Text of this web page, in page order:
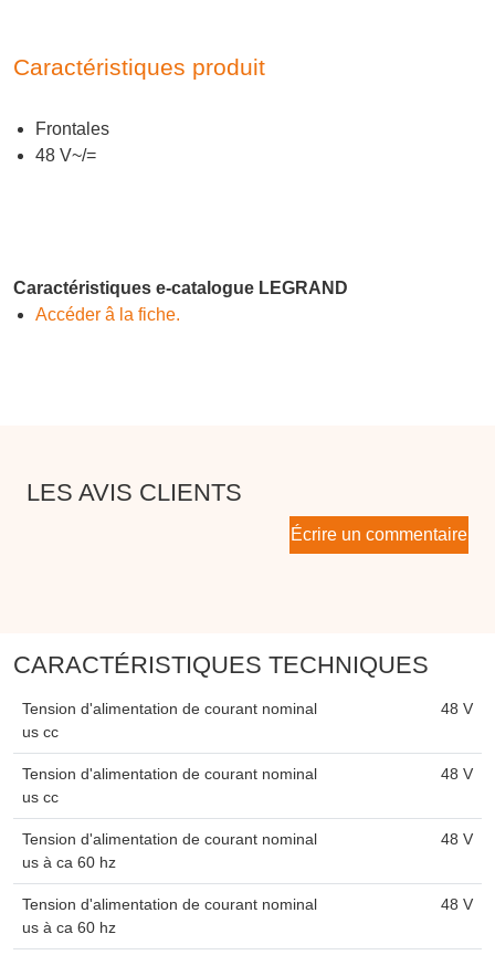
Caractéristiques produit
Frontales
48 V~/=
Caractéristiques e-catalogue LEGRAND
Accéder â la fiche.
LES AVIS CLIENTS
Écrire un commentaire
CARACTÉRISTIQUES TECHNIQUES
Tension d'alimentation de courant nominal
us cc
48 V
Tension d'alimentation de courant nominal
us cc
48 V
Tension d'alimentation de courant nominal
us à ca 60 hz
48 V
Tension d'alimentation de courant nominal
us à ca 60 hz
48 V